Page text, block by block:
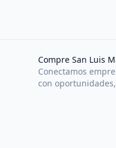
Compre San Luis
Conectamos
con